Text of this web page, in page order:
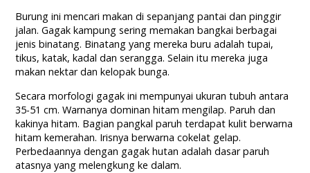
Burung ini mencari makan di sepanjang pantai dan pinggir
jalan. Gagak kampung sering memakan bangkai berbagai
jenis binatang. Binatang yang mereka buru adalah tupai,
tikus, katak, kadal dan serangga. Selain itu mereka juga
makan nektar dan kelopak bunga.
Secara morfologi gagak ini mempunyai ukuran tubuh antara
35-51 cm. Warnanya dominan hitam mengilap. Paruh dan
kakinya hitam. Bagian pangkal paruh terdapat kulit berwarna
hitam kemerahan. Irisnya berwarna cokelat gelap.
Perbedaannya dengan gagak hutan adalah dasar paruh
atasnya yang melengkung ke dalam.